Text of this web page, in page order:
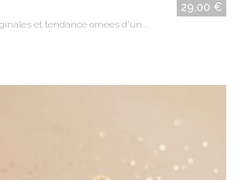
29,00 €
et tendance ornées d'un...